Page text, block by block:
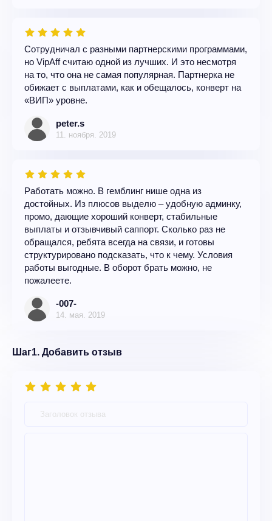
Сотрудничал с разными партнерскими программами,
но VipAff считаю одной из лучших. И это несмотря
на то, что она не самая популярная. Партнерка не
обижает с выплатами, как и обещалось, конверт на
«ВИП» уровне.
peter.s
11. ноября. 2019
Работать можно. В гемблинг нише одна из
достойных. Из плюсов выделю – удобную админку,
промо, дающие хороший конверт, стабильные
выплаты и отзывчивый саппорт. Сколько раз не
обращался, ребята всегда на связи, и готовы
структурировано подсказать, что к чему. Условия
работы выгодные. В оборот брать можно, не
пожалеете.
-007-
14. мая. 2019
Шаг1. Добавить отзыв